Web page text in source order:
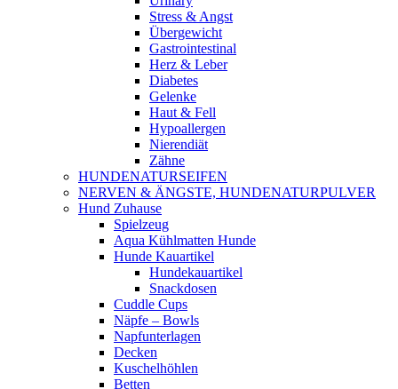
Stress & Angst
Übergewicht
Gastrointestinal
Herz & Leber
Diabetes
Gelenke
Haut & Fell
Hypoallergen
Nierendiät
Zähne
HUNDENATURSEIFEN
NERVEN & ÄNGSTE, HUNDENATURPULVER
Hund Zuhause
Spielzeug
Aqua Kühlmatten Hunde
Hunde Kauartikel
Hundekauartikel
Snackdosen
Cuddle Cups
Näpfe – Bowls
Napfunterlagen
Decken
Kuschelhöhlen
Betten